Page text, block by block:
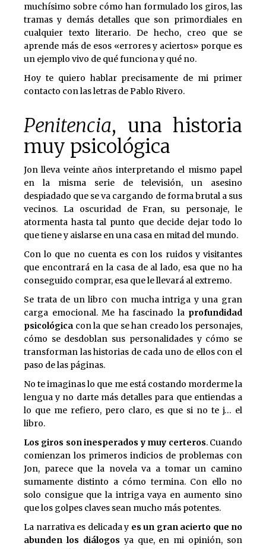
muchísimo sobre cómo han formulado los giros, las
tramas y demás detalles que son primordiales en
cualquier texto literario. De hecho, creo que se
aprende más de esos «errores y aciertos» porque es
un ejemplo vivo de qué funciona y qué no.
Hoy te quiero hablar precisamente de mi primer
contacto con las letras de Pablo Rivero.
Penitencia, una historia
muy psicológica
Jon lleva veinte años interpretando el mismo papel
en la misma serie de televisión, un asesino
despiadado que se va cargando de forma brutal a sus
vecinos. La oscuridad de Fran, su personaje, le
atormenta hasta tal punto que decide dejar todo lo
que tiene y aislarse en una casa en mitad del mundo.
Con lo que no cuenta es con los ruidos y visitantes
que encontrará en la casa de al lado, esa que no ha
conseguido comprar, esa que le llevará al extremo.
Se trata de un libro con mucha intriga y una gran
carga emocional. Me ha fascinado la profundidad
psicológica con la que se han creado los personajes,
cómo se desdoblan sus personalidades y cómo se
transforman las historias de cada uno de ellos con el
paso de las páginas.
No te imaginas lo que me está costando morderme la
lengua y no darte más detalles para que entiendas a
lo que me refiero, pero claro, es que si no te j… el
libro.
Los giros son inesperados y muy certeros. Cuando
comienzan los primeros indicios de problemas con
Jon, parece que la novela va a tomar un camino
sumamente distinto a cómo termina. Con ello no
solo consigue que la intriga vaya en aumento sino
que los golpes claves sean mucho más potentes.
La narrativa es delicada y es un gran acierto que no
abunden los diálogos ya que, en mi opinión, son